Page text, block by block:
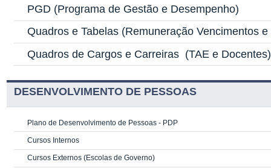
PGD (Programa de Gestão e Desempenho)
Quadros e Tabelas (Remuneração Vencimentos
Quadros de Cargos e Carreiras (TAE e Docentes)
DESENVOLVIMENTO DE PESSOAS
Plano de Desenvolvimento de Pessoas - PDP
Cursos Internos
Cursos Externos (Escolas de Governo)